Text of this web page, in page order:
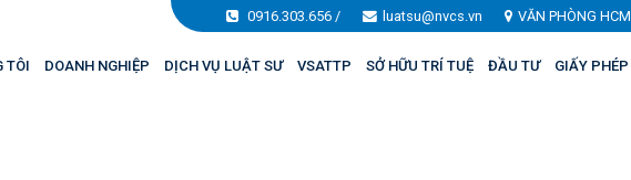
0916.303.656 / luatsu@nvcs.vn VĂN PHÒNG HCM
TÔI DOANH NGHIỆP DỊCH VỤ LUẬT SƯ VSATTP SỞ HỮU TRÍ TUỆ ĐẦU TƯ GIẤY PHÉP